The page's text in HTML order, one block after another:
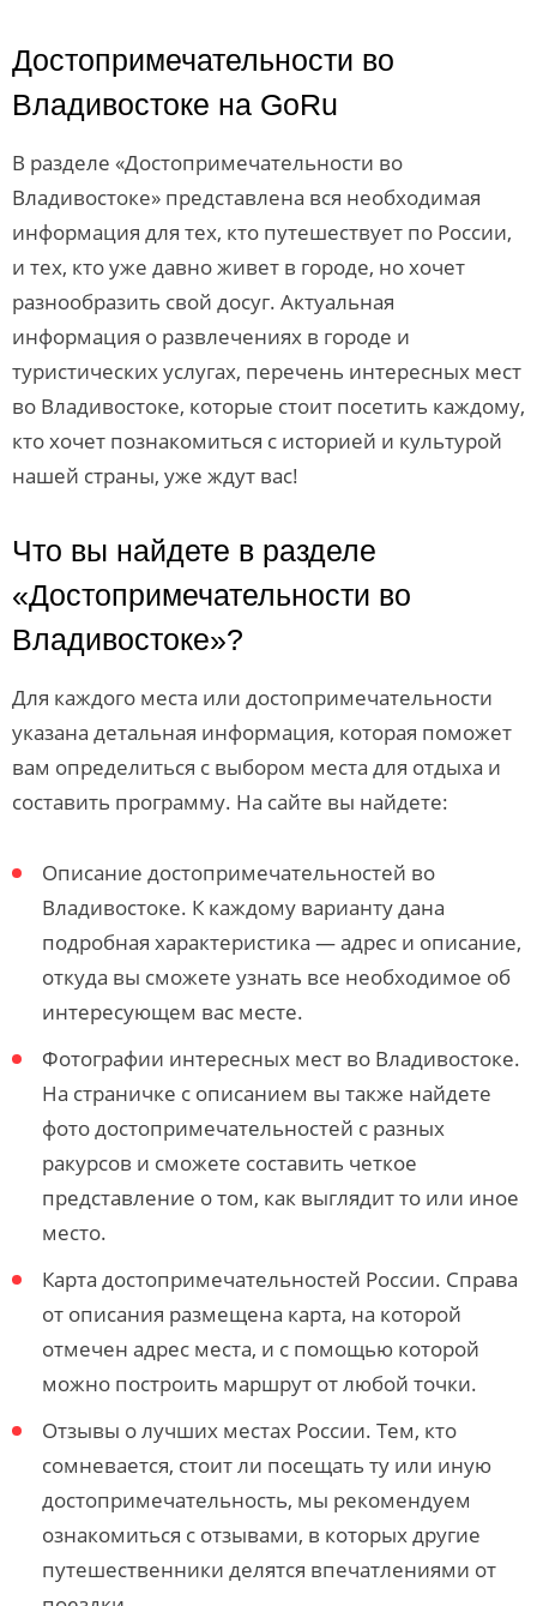
Достопримечательности во
Владивостоке на GoRu
В разделе «Достопримечательности во
Владивостоке» представлена вся необходимая
информация для тех, кто путешествует по России,
и тех, кто уже давно живет в городе, но хочет
разнообразить свой досуг. Актуальная
информация о развлечениях в городе и
туристических услугах, перечень интересных мест
во Владивостоке, которые стоит посетить каждому,
кто хочет познакомиться с историей и культурой
нашей страны, уже ждут вас!
Что вы найдете в разделе
«Достопримечательности во
Владивостоке»?
Для каждого места или достопримечательности
указана детальная информация, которая поможет
вам определиться с выбором места для отдыха и
составить программу. На сайте вы найдете:
Описание достопримечательностей во
Владивостоке. К каждому варианту дана
подробная характеристика — адрес и описание,
откуда вы сможете узнать все необходимое об
интересующем вас месте.
Фотографии интересных мест во Владивостоке.
На страничке с описанием вы также найдете
фото достопримечательностей с разных
ракурсов и сможете составить четкое
представление о том, как выглядит то или иное
место.
Карта достопримечательностей России. Справа
от описания размещена карта, на которой
отмечен адрес места, и с помощью которой
можно построить маршрут от любой точки.
Отзывы о лучших местах России. Тем, кто
сомневается, стоит ли посещать ту или иную
достопримечательность, мы рекомендуем
ознакомиться с отзывами, в которых другие
путешественники делятся впечатлениями от